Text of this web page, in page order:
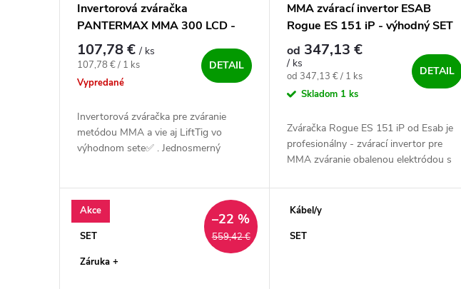
Invertorová zváračka
PANTERMAX MMA 300 LCD -
výhodný SET
107,78 €/ ks
Jednotková cena:
107,78 € / 1 ks
Vypredané
DETAIL
Invertorová zváračka pre zváranie
metódou MMA a vie aj LiftTig vo
výhodnom sete✅ . Jednosmerný
MMA zvárací invertor ESAB
Rogue ES 151 iP - výhodný SET
od 347,13 €
/ ks
Jednotková cena:
od 347,13 € / 1 ks
Skladom 1 ks
DETAIL
Zváračka Rogue ES 151 iP od Esab je
profesionálny - zvárací invertor pre
MMA zváranie obalenou elektródou s
zváračka pre obalenú elektródu,...
Akce
SET
Záruka +
559,42 €
–22 %
Kábel/y
SET